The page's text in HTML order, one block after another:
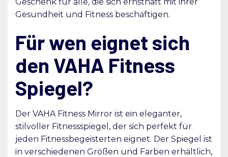
Gesundheit und Fitness beschäftigen.
Für wen eignet sich
den VAHA Fitness
Spiegel?
Der VAHA Fitness Mirror ist ein eleganter,
stilvoller Fitnessspiegel, der sich perfekt für
jeden Fitnessbegeisterten eignet. Der Spiegel ist
in verschiedenen Größen und Farben erhältlich,